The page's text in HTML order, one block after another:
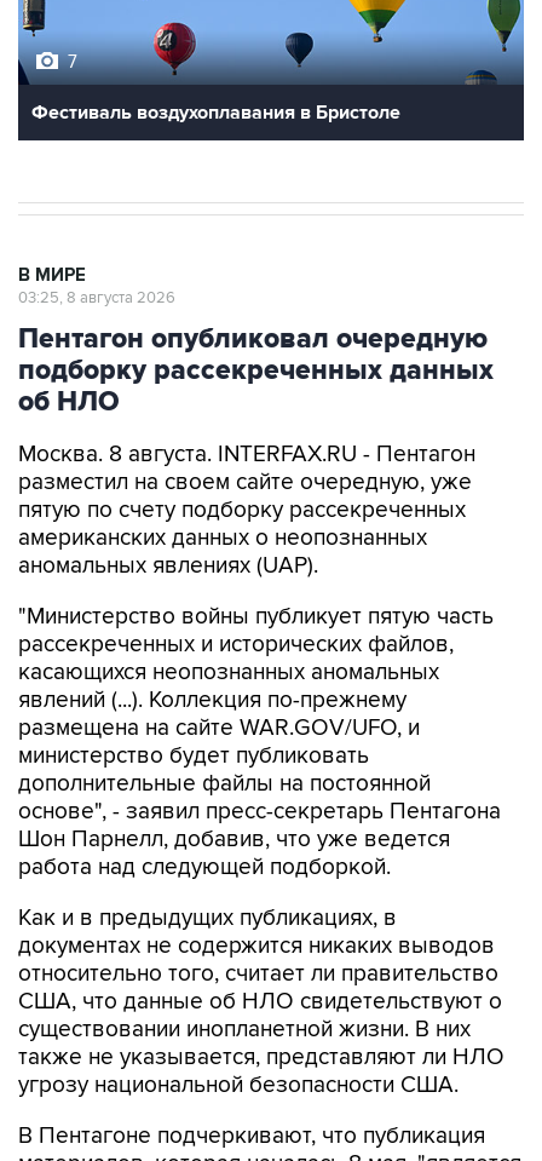
7
Фестиваль воздухоплавания в Бристоле
В МИРЕ
03:25, 8 августа 2026
Пентагон опубликовал очередную
подборку рассекреченных данных
об НЛО
Москва. 8 августа. INTERFAX.RU - Пентагон
разместил на своем сайте очередную, уже
пятую по счету подборку рассекреченных
американских данных о неопознанных
аномальных явлениях (UAP).
"Министерство войны публикует пятую часть
рассекреченных и исторических файлов,
касающихся неопознанных аномальных
явлений (...). Коллекция по-прежнему
размещена на сайте WAR.GOV/UFO, и
министерство будет публиковать
дополнительные файлы на постоянной
основе", - заявил пресс-секретарь Пентагона
Шон Парнелл, добавив, что уже ведется
работа над следующей подборкой.
Как и в предыдущих публикациях, в
документах не содержится никаких выводов
относительно того, считает ли правительство
США, что данные об НЛО свидетельствуют о
существовании инопланетной жизни. В них
также не указывается, представляют ли НЛО
угрозу национальной безопасности США.
В Пентагоне подчеркивают, что публикация